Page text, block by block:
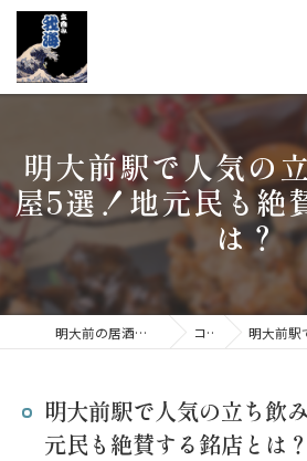
明大前駅で人気の
屋5選！地元民も絶
は？
明大前の居酒屋なら立呑み 我海 コラム 明大前駅で人気の
明大前駅で人気の立ち飲
元民も絶賛する銘店とは？